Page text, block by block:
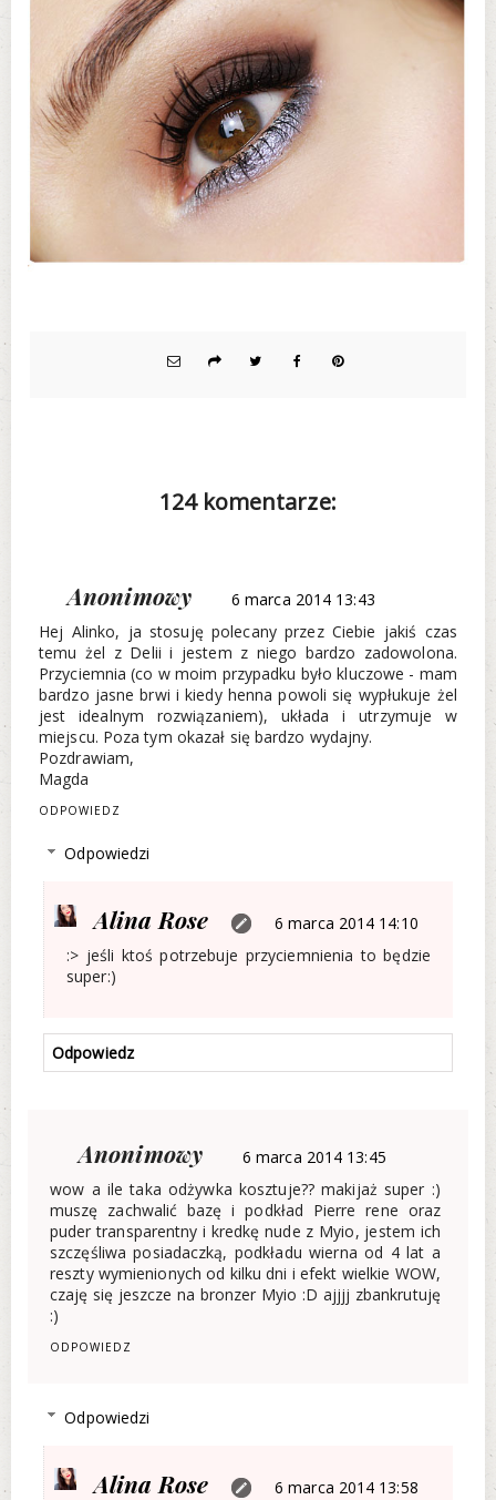
124 komentarze:
Anonimowy
6 marca 2014 13:43
Hej Alinko, ja stosuję polecany przez Ciebie jakiś czas
temu żel z Delii i jestem z niego bardzo zadowolona.
Przyciemnia (co w moim przypadku było kluczowe - mam
bardzo jasne brwi i kiedy henna powoli się wypłukuje żel
jest idealnym rozwiązaniem), układa i utrzymuje w
miejscu. Poza tym okazał się bardzo wydajny.
Pozdrawiam,
Magda
ODPOWIEDZ
Odpowiedzi
Alina Rose
6 marca 2014 14:10
:> jeśli ktoś potrzebuje przyciemnienia to będzie
super:)
Odpowiedz
Anonimowy
6 marca 2014 13:45
wow a ile taka odżywka kosztuje?? makijaż super :)
muszę zachwalić bazę i podkład Pierre rene oraz
puder transparentny i kredkę nude z Myio, jestem ich
szczęśliwa posiadaczką, podkładu wierna od 4 lat a
reszty wymienionych od kilku dni i efekt wielkie WOW,
czaję się jeszcze na bronzer Myio :D ajjjj zbankrutuję
:)
ODPOWIEDZ
Odpowiedzi
Alina Rose
6 marca 2014 13:58